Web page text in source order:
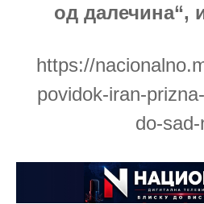
од далечина“,
https://
povidok-iran-
do-